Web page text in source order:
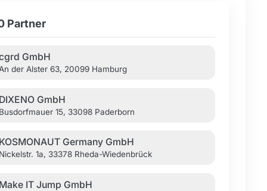
Partner
GmbH
der Alster 63, 20099 Hamburg
DIXENO GmbH
Busdorfmauer 15, 33098 Paderborn
KOSMONAUT Germany GmbH
Nickelstr. 1a, 33378 Rheda-Wiedenbrück
Make IT Jump GmbH